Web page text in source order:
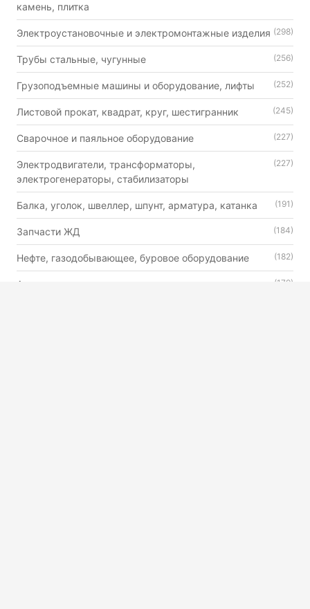
камень, плитка
Электроустановочные и электромонтажные изделия (298)
Трубы стальные, чугунные (256)
Грузоподъемные машины и оборудование, лифты (252)
Листовой прокат, квадрат, круг, шестигранник (245)
Сварочное и паяльное оборудование (227)
Электродвигатели, трансформаторы,
электрогенераторы, стабилизаторы
(227)
Балка, уголок, швеллер, шпунт, арматура, катанка (191)
Запчасти ЖД (184)
Нефте, газодобывающее, буровое оборудование (182)
Автошины, камеры и диски (179)